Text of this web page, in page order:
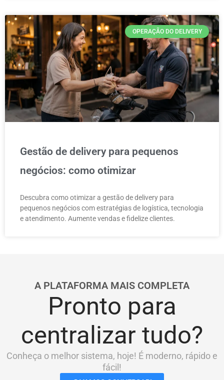
OPERAÇÃO DO DELIVERY
Gestão de delivery para pequenos
negócios: como otimizar
Descubra como otimizar a gestão de delivery para
pequenos negócios com estratégias de logística, tecnologia
e atendimento. Aumente vendas e fidelize clientes.
A PLATAFORMA MAIS COMPLETA
Pronto para
centralizar tudo?
Conheça o melhor sistema, hoje! É moderno, rápido e
fácil!